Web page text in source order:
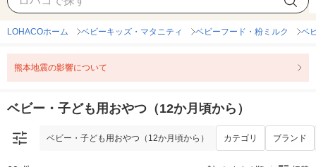
ベビー・子ども用おやつ（12か月頃から） ブランド
LOHACOホーム ベビーキッズ・マタニティ ベビーフード・粉ミルク ベ
熊本地震の影響について
ベビー・子ども用おやつ（12か月頃から）
ベビー・子ども用おやつ（12か月頃から） カテゴリ ブランド